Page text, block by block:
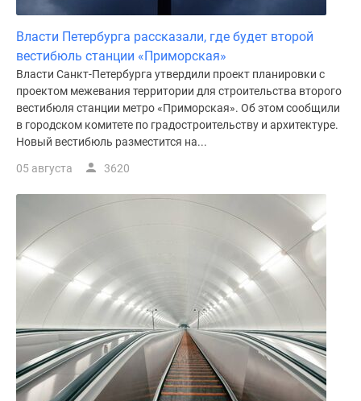
Власти Петербурга рассказали, где будет второй
вестибюль станции «Приморская»
Власти Санкт-Петербурга утвердили проект планировки с
проектом межевания территории для строительства второго
вестибюля станции метро «Приморская». Об этом сообщили
в городском комитете по градостроительству и архитектуре.
Новый вестибюль разместится на...
05 августа 3620